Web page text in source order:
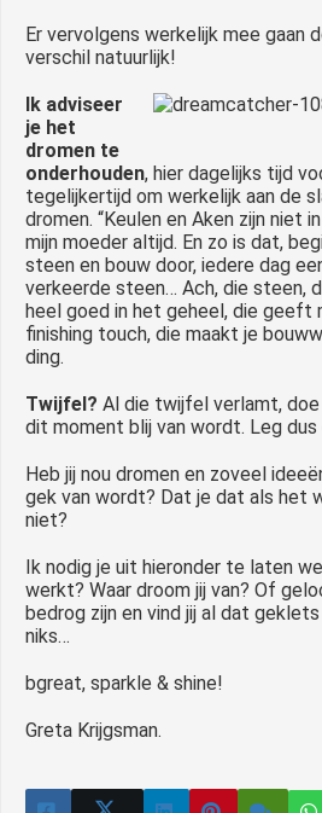
Er vervolgens werkelijk mee gaan
verschil natuurlijk!
Ik adviseer
je het
dromen te
onderhouden, hier dagelijks tijd
tegelijkertijd om werkelijk aan de
dromen. “Keulen en Aken zijn niet
mijn moeder altijd. En zo is dat,
steen en bouw door, iedere dag
verkeerde steen… Ach, die steen,
heel goed in het geheel, die geeft
finishing touch, die maakt je
ding.
Twijfel? Al die twijfel verlamt,
dit moment blij van wordt. Leg dus
Heb jij nou dromen en zoveel
gek van wordt? Dat je dat als het
niet?
Ik nodig je uit hieronder te laten
werkt? Waar droom jij van? Of
bedrog zijn en vind jij al dat
niks…
bgreat, sparkle & shine!
Greta Krijgsman.